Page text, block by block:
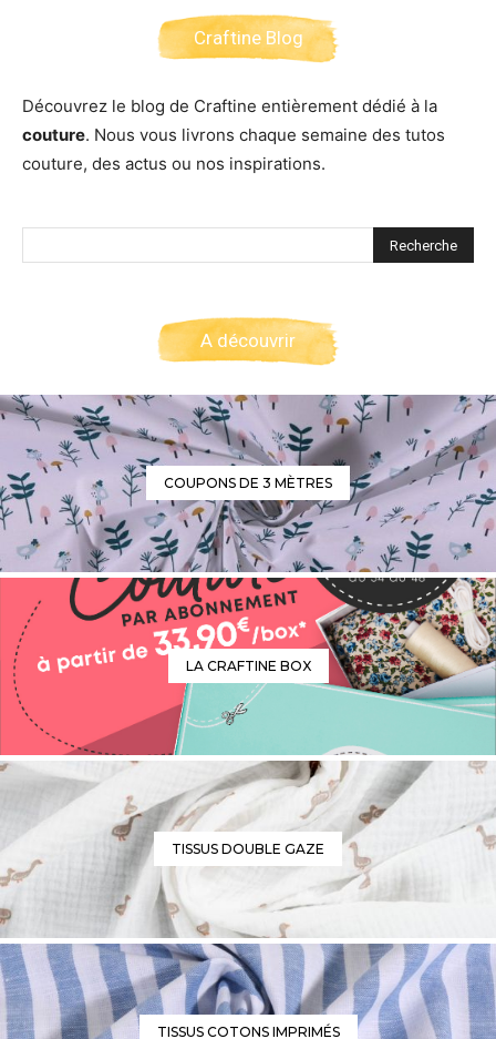
Craftine Blog
Découvrez le blog de Craftine entièrement dédié à la
couture. Nous vous livrons chaque semaine des tutos
couture, des actus ou nos inspirations.
A découvrir
COUPONS DE 3 MÈTRES
LA CRAFTINE BOX
TISSUS DOUBLE GAZE
TISSUS COTONS IMPRIMÉS